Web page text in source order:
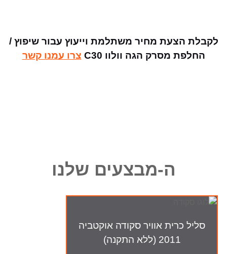
לקבלת הצעת מחיר משתלמת וייעוץ עבור שיפוץ /
החלפת מסרק הגה וולוו C30
צרו עמנו קשר
ה-מבצעים שלנו
סליל כרית אוויר סקודה אוקטביה
2011 (ללא התקנה)